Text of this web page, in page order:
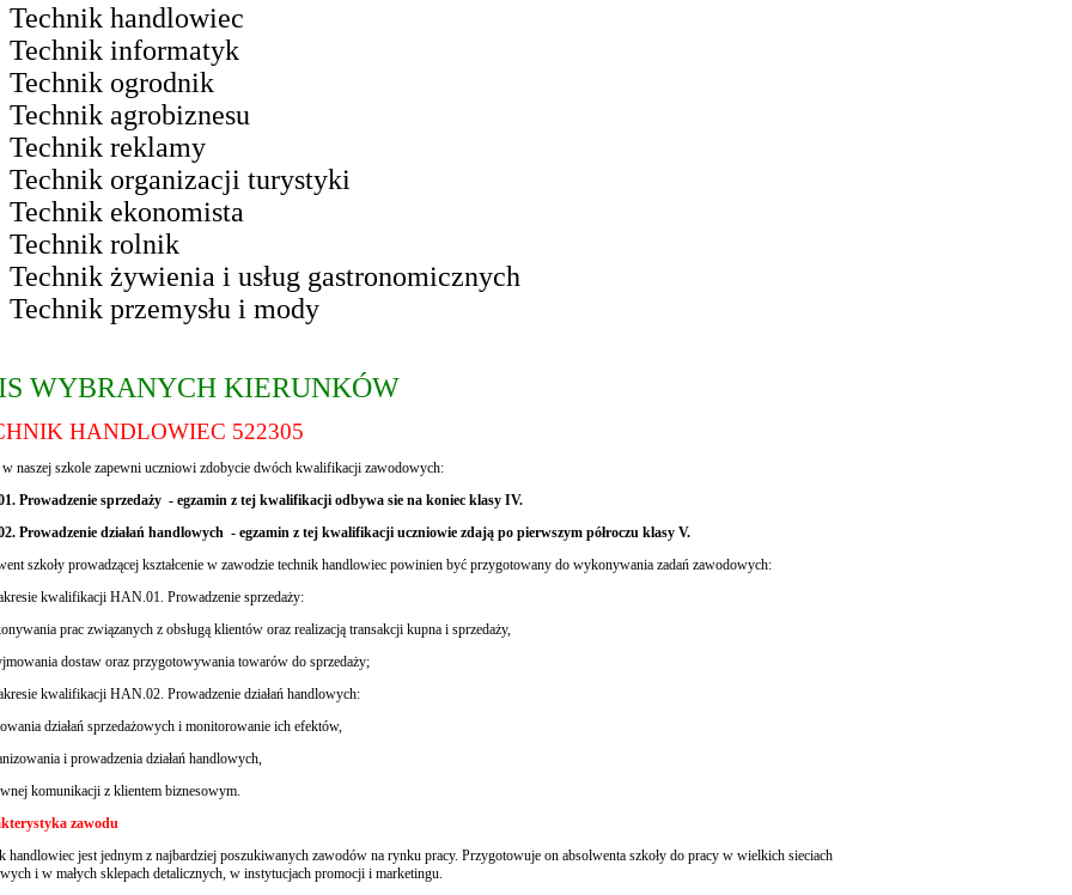
Technik handlowiec
Technik informatyk
Technik ogrodnik
Technik agrobiznesu
Technik reklamy
Technik organizacji turystyki
Technik ekonomista
Technik rolnik
Technik żywienia i usług gastronomicznych
Technik przemysłu i mody
WYBRANYCH KIERUNKÓW
HANDLOWIEC 522305
naszej szkole zapewni uczniowi zdobycie dwóch kwalifikacji zawodowych:
Prowadzenie sprzedaży - egzamin z tej kwalifikacji odbywa sie na koniec klasy IV.
Prowadzenie działań handlowych - egzamin z tej kwalifikacji uczniowie zdają po pierwszym półroczu klasy V.
szkoły prowadzącej kształcenie w zawodzie technik handlowiec powinien być przygotowany do wykonywania zadań zawodowych:
kwalifikacji HAN.01. Prowadzenie sprzedaży:
prac związanych z obsługą klientów oraz realizacją transakcji kupna i sprzedaży,
dostaw oraz przygotowywania towarów do sprzedaży;
kwalifikacji HAN.02. Prowadzenie działań handlowych:
działań sprzedażowych i monitorowanie ich efektów,
i prowadzenia działań handlowych,
komunikacji z klientem biznesowym.
zawodu
handlowiec jest jednym z najbardziej poszukiwanych zawodów na rynku pracy. Przygotowuje on absolwenta szkoły do pracy w wielkich sieciach
i w małych sklepach detalicznych, w instytucjach promocji i marketingu.